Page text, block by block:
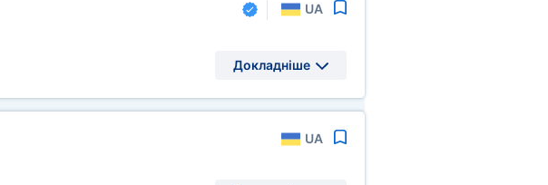
UA
Докладніше
UA